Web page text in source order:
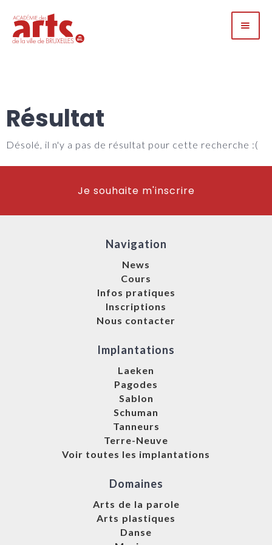
Résultat
Désolé, il n'y a pas de résultat pour cette recherche :(
Je souhaite m'inscrire
Navigation
News
Cours
Infos pratiques
Inscriptions
Nous contacter
Implantations
Laeken
Pagodes
Sablon
Schuman
Tanneurs
Terre-Neuve
Voir toutes les implantations
Domaines
Arts de la parole
Arts plastiques
Danse